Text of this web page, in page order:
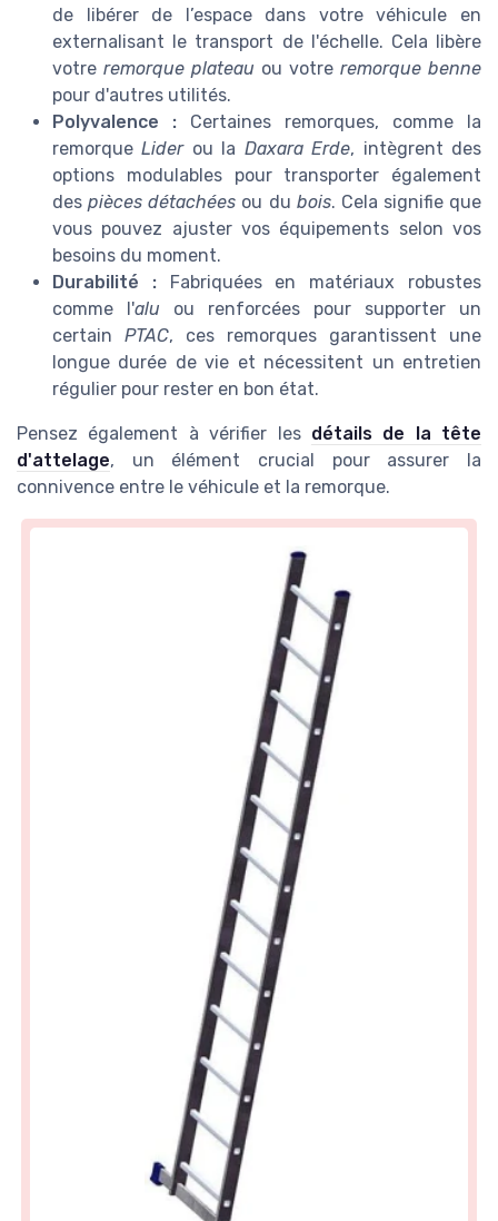
de libérer de l’espace dans votre véhicule en
externalisant le transport de l'échelle. Cela libère
votre remorque plateau ou votre remorque benne
pour d'autres utilités.
Polyvalence : Certaines remorques, comme la
remorqueLiderou la Daxara Erde, intègrent des
options modulables pour transporter également
despièces détachées ou du bois. Cela signifie que
vous pouvez ajuster vos équipements selon vos
besoins du moment.
Durabilité :Fabriquées en matériaux robustes
comme l'alu ou renforcées pour supporter un
certain PTAC, ces remorques garantissent une
longue durée de vie et nécessitent un entretien
régulier pour rester en bon état.
Pensez également à vérifier les détails de la tête
d'attelage, un élément crucial pour assurer la
connivence entre le véhicule et la remorque.